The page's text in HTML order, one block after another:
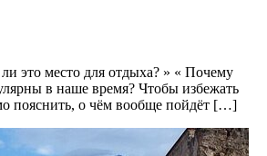
это место для отдыха? » « Почему
в наше время? Чтобы избежать
пояснить, о чём вообще пойдёт […]